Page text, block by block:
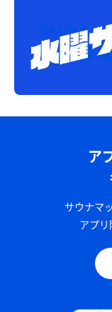
ア
サウナマ
アプリ